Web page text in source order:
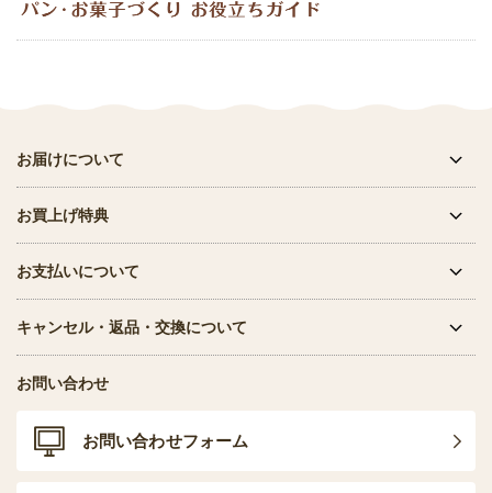
お届けについて
お買上げ特典
お支払いについて
キャンセル・返品・交換について
お問い合わせ
お問い合わせフォーム